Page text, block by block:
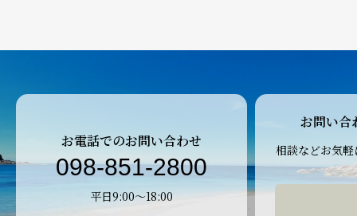
お電話でのお問い合わせ
098-851-2800
平日9:00～18:00
お問い合
相談などお気
お問い合わ